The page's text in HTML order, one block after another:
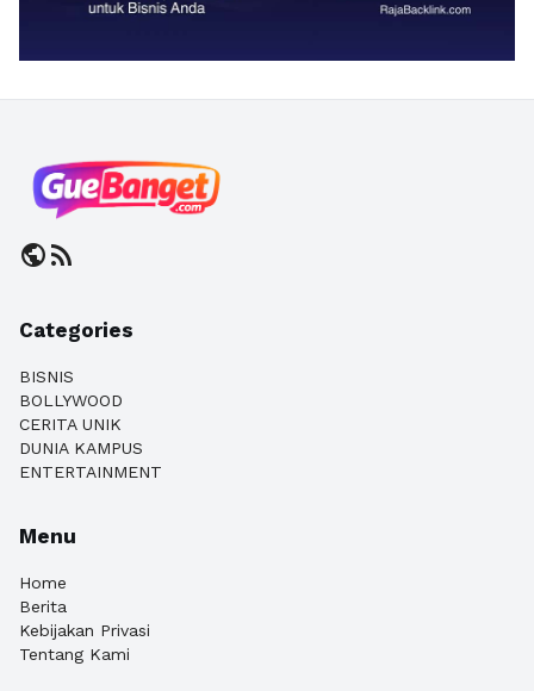
publicrss_feed
Categories
BISNIS
BOLLYWOOD
CERITA UNIK
DUNIA KAMPUS
ENTERTAINMENT
Menu
Home
Berita
Kebijakan Privasi
Tentang Kami